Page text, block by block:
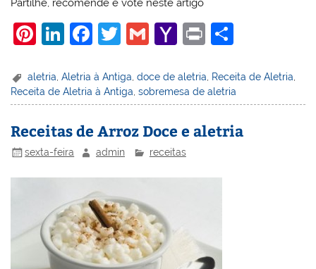
Partilhe, recomende e vote neste artigo
Pi
er
e
st
Li
k
e
dI
n
F
c
e
b
o
k
T
itt
er
G
ai
l
Y
h
o
o
M
Pr
t
ar
e
aletria ,Aletria à Antiga ,doce de aletria Receita de Aletria
Receita de Aletria à Antiga,sobremesa de aletria
Receitas de Arroz Doce e aletria
sexta-feira admin receitas